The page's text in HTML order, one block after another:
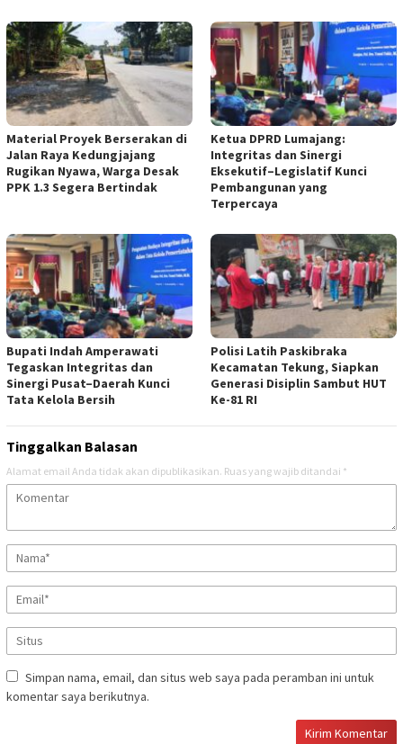
Material Proyek Berserakan di
Jalan Raya Kedungjajang
Rugikan Nyawa, Warga Desak
PPK 1.3 Segera Bertindak
Ketua DPRD Lumajang:
Integritas dan Sinergi
Eksekutif–Legislatif Kunci
Pembangunan yang
Terpercaya
Bupati Indah Amperawati
Tegaskan Integritas dan
Sinergi Pusat–Daerah Kunci
Tata Kelola Bersih
Polisi Latih Paskibraka
Kecamatan Tekung, Siapkan
Generasi Disiplin Sambut HUT
Ke-81 RI
Tinggalkan Balasan
Alamat email Anda tidak akan dipublikasikan. Ruas yang wajib ditandai *
Simpan nama, email, dan situs web saya pada peramban ini untuk
komentar saya berikutnya.